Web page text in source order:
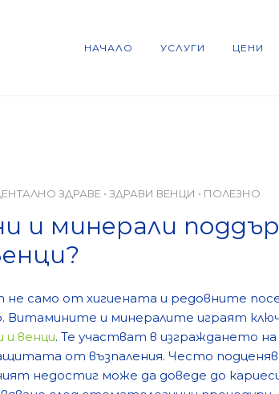
НАЧАЛО УСЛУГИ ЦЕНИ
ЗДРАВЕ • ЗДРАВИ ВЕНЦИ • ПОЛЕЗНО
и минерали
не само от хигиената и редовните
Витамините и минералите играят
и венци. Те участват в изграждането на
от възпаления. Често
недостиг може да доведе до